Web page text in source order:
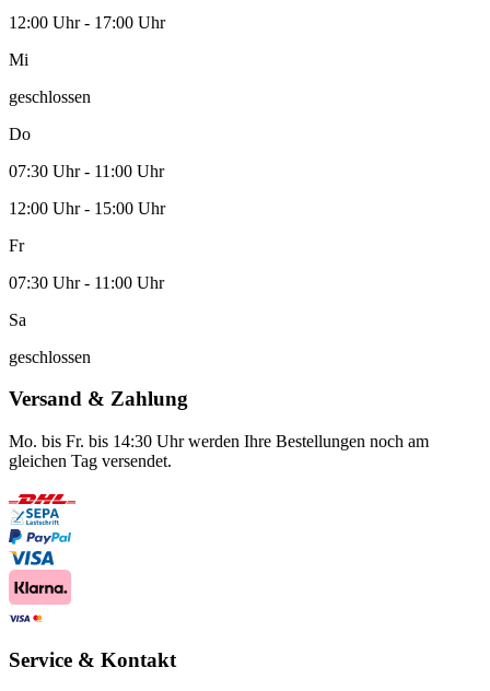
12:00 Uhr - 17:00 Uhr
Mi
geschlossen
Do
07:30 Uhr - 11:00 Uhr
12:00 Uhr - 15:00 Uhr
Fr
07:30 Uhr - 11:00 Uhr
Sa
geschlossen
Versand & Zahlung
Mo. bis Fr. bis 14:30 Uhr werden Ihre Bestellungen noch am
gleichen Tag versendet.
Service & Kontakt